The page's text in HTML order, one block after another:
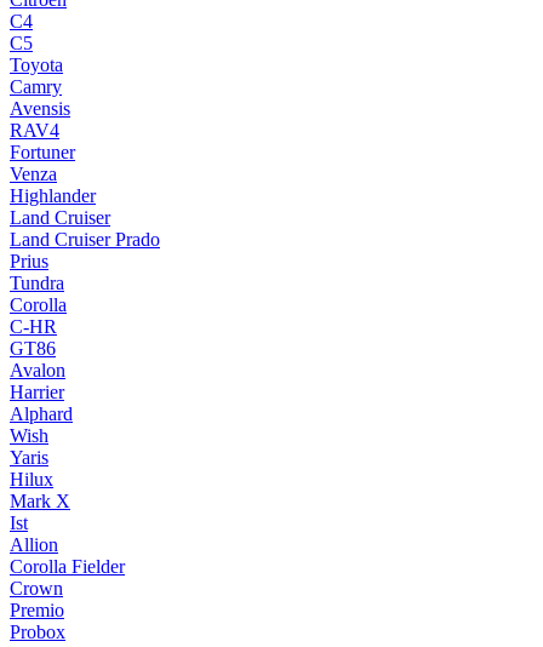
C4
C5
Toyota
Camry
Avensis
RAV4
Fortuner
Venza
Highlander
Land Cruiser
Land Cruiser Prado
Prius
Tundra
Corolla
C-HR
GT86
Avalon
Harrier
Alphard
Wish
Yaris
Hilux
Mark X
Ist
Allion
Corolla Fielder
Crown
Premio
Probox